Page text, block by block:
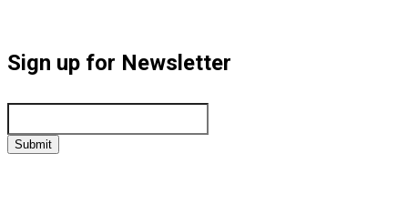
Sign up for Newsletter
Submit